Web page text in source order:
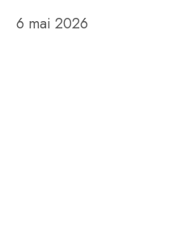
6 mai 2026